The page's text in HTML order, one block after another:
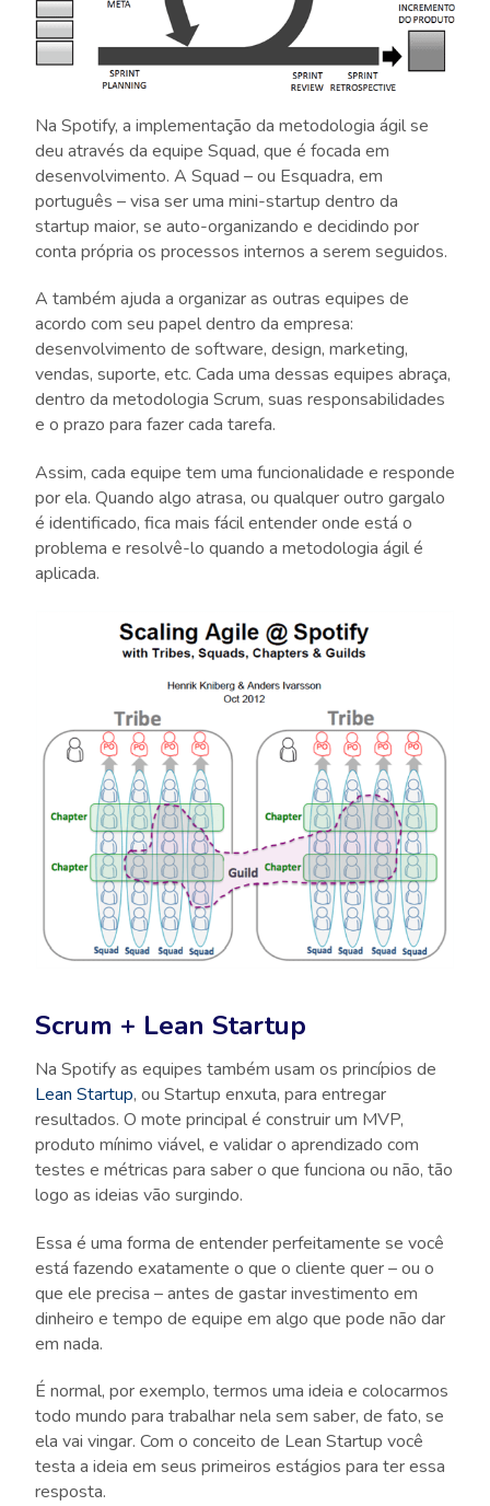
Na Spotify, a implementação da metodologia ágil se
deu através da equipe Squad, que é focada em
desenvolvimento. A Squad – ou Esquadra, em
português – visa ser uma mini-startup dentro da
startup maior, se auto-organizando e decidindo por
conta própria os processos internos a serem seguidos.
A também ajuda a organizar as outras equipes de
acordo com seu papel dentro da empresa:
desenvolvimento de software, design, marketing,
vendas, suporte, etc. Cada uma dessas equipes abraça,
dentro da metodologia Scrum, suas responsabilidades
e o prazo para fazer cada tarefa.
Assim, cada equipe tem uma funcionalidade e responde
por ela. Quando algo atrasa, ou qualquer outro gargalo
é identificado, fica mais fácil entender onde está o
problema e resolvê-lo quando a metodologia ágil é
aplicada.
Scrum + Lean Startup
Na Spotify as equipes também usam os princípios de
Lean Startup, ou Startup enxuta, para entregar
resultados. O mote principal é construir um MVP,
produto mínimo viável, e validar o aprendizado com
testes e métricas para saber o que funciona ou não, tão
logo as ideias vão surgindo.
Essa é uma forma de entender perfeitamente se você
está fazendo exatamente o que o cliente quer – ou o
que ele precisa – antes de gastar investimento em
dinheiro e tempo de equipe em algo que pode não dar
em nada.
É normal, por exemplo, termos uma ideia e colocarmos
todo mundo para trabalhar nela sem saber, de fato, se
ela vai vingar. Com o conceito de Lean Startup você
testa a ideia em seus primeiros estágios para ter essa
resposta.